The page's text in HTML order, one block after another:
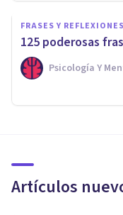
FRASES Y REFLEXIONES
125 poderosas
Psicología Y
Artículos